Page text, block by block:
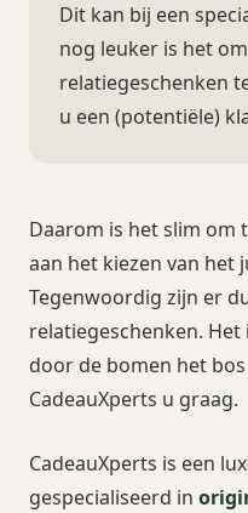
Dit kan bij een
nog leuker is het
relatiegeschenken
u een (potentiële)
Daarom is het slim om
aan het kiezen van het
Tegenwoordig zijn er
relatiegeschenken.
door de bomen het
CadeauXperts u graag.
CadeauXperts is een
gespecialiseerd in